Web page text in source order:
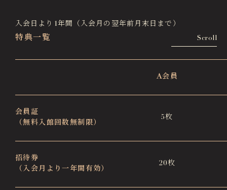
入会日より1年間（入会月の翌年前月末日まで）
特典一覧 Scroll
A会員
会員証
（無料入館回数無制限）
5枚
招待券
（入会月より一年間有効）
20枚